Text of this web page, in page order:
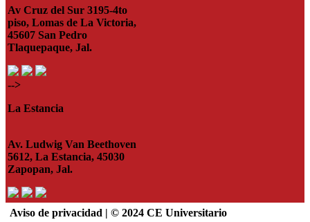
Av Cruz del Sur 3195-4to
piso, Lomas de La Victoria,
45607 San Pedro
Tlaquepaque, Jal.
-->
La Estancia
Av. Ludwig Van Beethoven
5612, La Estancia, 45030
Zapopan, Jal.
Aviso de privacidad | © 2024 CE Universitario